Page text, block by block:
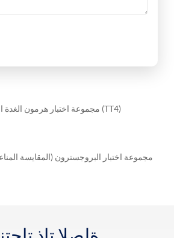
مجموعة اختبار هرمون الغدة الدرقية الكلي (TT4)
مجموعة اختبار البروجسترون (المقايسة